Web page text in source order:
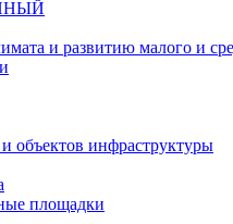
и развитию малого и
объектов инфраструктуры
площадки